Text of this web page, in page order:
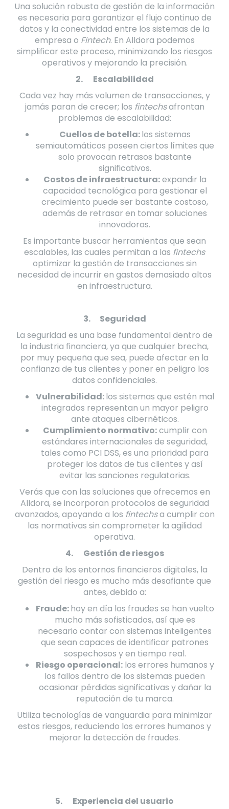
Una solución robusta de gestión de la información
es necesaria para garantizar el flujo continuo de
datos y la conectividad entre los sistemas de la
empresa o Fintech. En Alldora podemos
simplificar este proceso, minimizando los riesgos
operativos y mejorando la precisión.
2.
Escalabilidad
Cada vez hay más volumen de transacciones, y
jamás paran de crecer; los fintechsafrontan
problemas de escalabilidad:
Cuellos de botella:los sistemas
semiautomáticos poseen ciertos límites que
solo provocan retrasos bastante
significativos.
Costos de infraestructura:expandir la
capacidad tecnológica para gestionar el
crecimiento puede ser bastante costoso,
además de retrasar en tomar soluciones
innovadoras.
Es importante buscar herramientas que sean
escalables, las cuales permitan a las fintechs
optimizar la gestión de transacciones sin
necesidad de incurrir en gastos demasiado altos
en infraestructura.
3. Seguridad
La seguridad es una base fundamental dentro de
la industria financiera, ya que cualquier brecha,
por muy pequeña que sea, puede afectar en la
confianza de tus clientes y poner en peligro los
datos confidenciales.
Vulnerabilidad:los sistemas que estén mal
integrados representan un mayor peligro
ante ataques cibernéticos.
Cumplimiento normativo:cumplir con
estándares internacionales de seguridad,
tales como PCI DSS, es una prioridad para
proteger los datos de tus clientes y así
evitar las sanciones regulatorias.
Verás que con las soluciones que ofrecemos en
Alldora, se incorporan protocolos de seguridad
avanzados, apoyando a los fintechsa cumplir con
las normativas sin comprometer la agilidad
operativa.
4.
Gestión de riesgos
Dentro de los entornos financieros digitales, la
gestión del riesgo es mucho más desafiante que
antes, debido a:
Fraude:hoy en día los fraudes se han vuelto
mucho más sofisticados, así que es
necesario contar con sistemas inteligentes
que sean capaces de identificar patrones
sospechosos y en tiempo real.
Riesgo operacional:los errores humanos y
los fallos dentro de los sistemas pueden
ocasionar pérdidas significativas y dañar la
reputación de tu marca.
Utiliza tecnologías de vanguardia para minimizar
estos riesgos, reduciendo los errores humanos y
mejorar la detección de fraudes.
5. Experiencia del usuario